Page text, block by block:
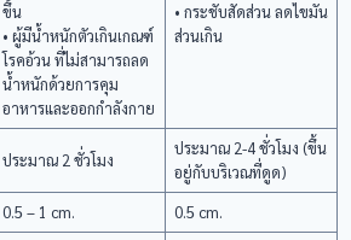
ขึ้น
• ผู้มีน้ำหนักตัวเกินเกณฑ์
โรคอ้วน ที่ไม่สามารถลด
น้ำหนักด้วยการคุม
อาหารและออกกำลังกาย
• กระชับสัดส่วน ลดไขมัน
ส่วนเกิน
ประมาณ 2 ชั่วโมง
ประมาณ 2-4 ชั่วโมง (ขึ้น
อยู่กับบริเวณที่ดูด)
0.5 – 1 cm.
0.5 cm.